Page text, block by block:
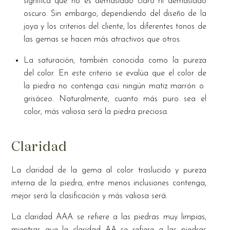
oscuro. Sin embargo, dependiendo del diseño de la
joya y los criterios del cliente, los diferentes tonos de
las gemas se hacen más atractivos que otros.
La saturación, también conocida como la pureza
del color. En este criterio se evalúa que el color de
la piedra no contenga casi ningún matiz marrón o
grisáceo. Naturalmente, cuanto más puro sea el
color, más valiosa será la piedra preciosa.
Claridad
La claridad de la gema al color traslucido y pureza
interna de la piedra, entre menos inclusiones contenga,
mejor será la clasificación y más valiosa será.
La claridad AAA se refiere a las piedras muy limpias,